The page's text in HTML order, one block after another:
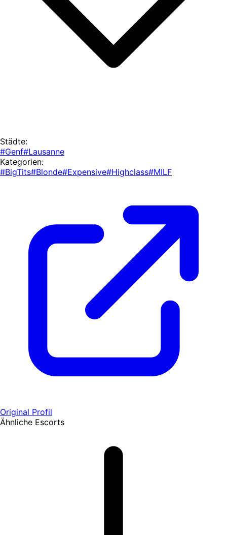
Städte:
#Genf#Lausanne
Kategorien:
#BigTits#Blonde#Expensive#Highclass#MILF
Original Profil
Ähnliche Escorts